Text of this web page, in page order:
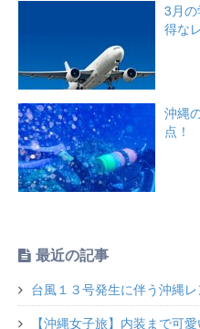
3月
得な
沖縄
点！
最近の記事
台風１３号発生に伴う沖縄
【沖縄女子旅】内装まで可